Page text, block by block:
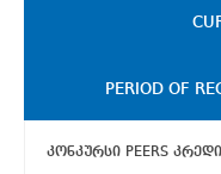
PERIOD OF